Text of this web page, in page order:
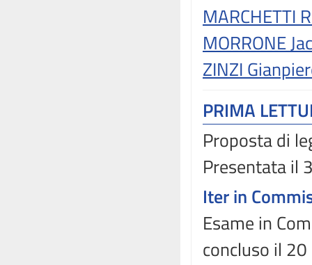
MARCHETTI
MORRONE
ZINZI
PRIMA
Proposta di
Presentata il
Iter in
Esame in
concluso il